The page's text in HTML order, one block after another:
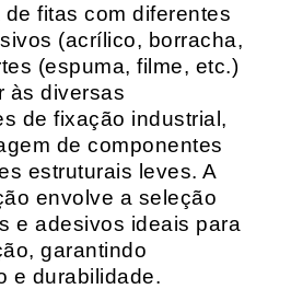
fitas com diferentes
(acrílico, borracha,
(espuma, filme, etc.)
às diversas
de fixação industrial,
de componentes
estruturais leves. A
envolve a seleção
e adesivos ideais para
garantindo
e durabilidade.